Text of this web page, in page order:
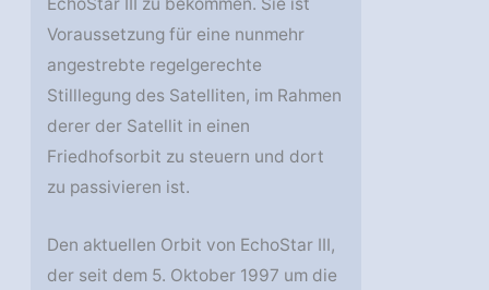
Voraussetzung für eine nunmehr
angestrebte regelgerechte
Stilllegung des Satelliten, im Rahmen
derer der Satellit in einen
Friedhofsorbit zu steuern und dort
zu passivieren ist.
Den aktuellen Orbit von EchoStar III,
der seit dem 5. Oktober 1997 um die